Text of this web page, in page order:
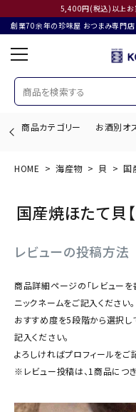
5,400円(税込)以上お
創業70余年の珍味屋 おつまみ専門店
商品カテゴリー お酒別オ
ACCOUNT MENU
ようこそ ゲスト 様
商品カテゴリー
お酒別オススメ
価格別
HOME 海産物 貝 国
国産焼ほたて貝
レビューの投稿方法
商品詳細ページの「レビューを
ニックネームをご記入ください。
おすすめ度を5段階から選択し
記入ください。
よろしければプロフィールをご
※レビュー投稿は、1商品につ